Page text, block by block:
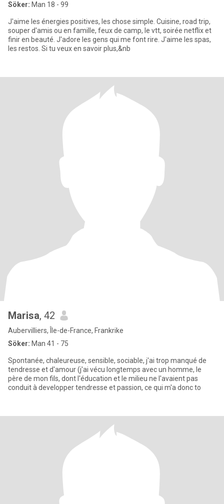
Söker: Man 18 - 99
J'aime les énergies positives, les chose simple. Cuisine, road trip,
souper d'amis ou en famille, feux de camp, le vtt, soirée netflix et
finir en beauté. J'adore les gens qui me font rire. J'aime les spas,
les restos. Si tu veux en savoir plus,&nb
Marisa, 42
Aubervilliers, Île-de-France, Frankrike
Söker: Man 41 - 75
Spontanée, chaleureuse, sensible, sociable, j'ai trop manqué de
tendresse et d'amour (j'ai vécu longtemps avec un homme, le
père de mon fils, dont l'éducation et le milieu ne l'avaient pas
conduit à developper tendresse et passion, ce qui m'a donc to